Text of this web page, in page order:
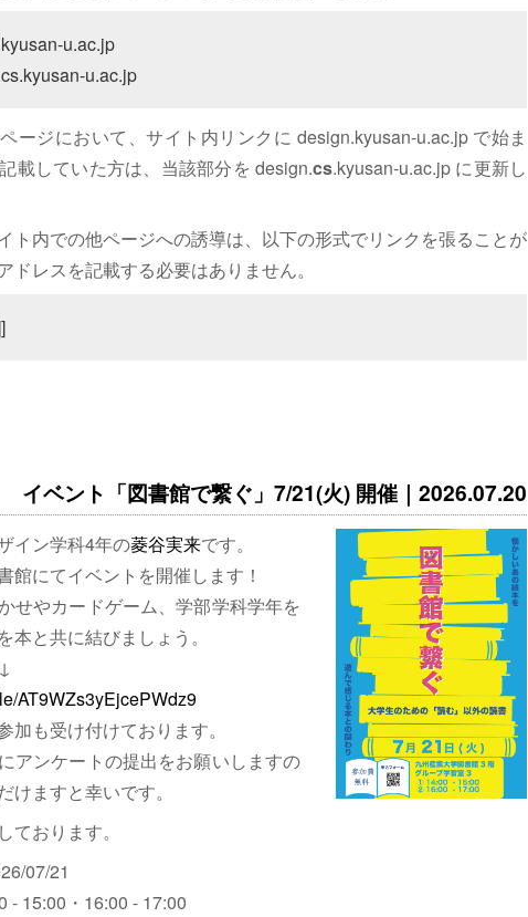
u.ac.jp
u.ac.jp
ージにおいて、サイト内リンクに design.kyusan-u.ac.jp で始ま
載していた方は、当該部分を design.cs.kyusan-u.ac.jp に更新し
ト内での他ページへの誘導は、以下の形式でリンクを張ることが
ドレスを記載する必要はありません。
イベント「図書館で繋ぐ」7/21(火) 開催｜2026.07.20
イン学科4年の菱谷実来です。
館にてイベントを開催します！
せやカードゲーム、学部学科学年を
本と共に結びましょう。
AT9WZs3yEjcePWdz9
加も受け付けております。
アンケートの提出をお願いしますの
けますと幸いです。
ております。
07/21
- 15:00・16:00 - 17:00